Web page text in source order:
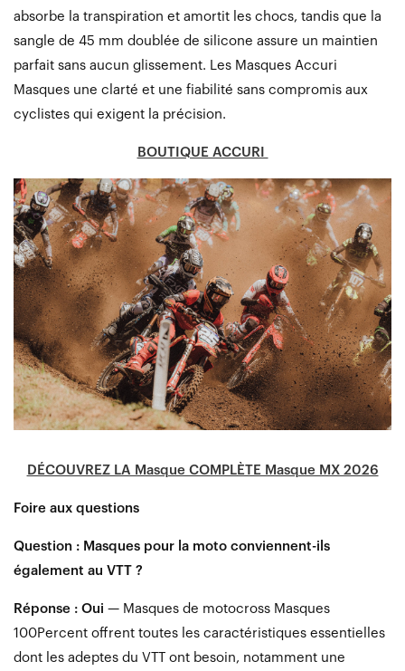
absorbe la transpiration et amortit les chocs, tandis que la
sangle de 45 mm doublée de silicone assure un maintien
parfait sans aucun glissement. Les Masques Accuri
Masques une clarté et une fiabilité sans compromis aux
cyclistes qui exigent la précision.
BOUTIQUE ACCURI
DÉCOUVREZ LA Masque COMPLÈTE Masque MX 2026
Foire aux questions
Question : Masques pour la moto conviennent-ils
également au VTT ?
Réponse : Oui — Masques de motocross Masques
100Percent offrent toutes les caractéristiques essentielles
dont les adeptes du VTT ont besoin, notamment une